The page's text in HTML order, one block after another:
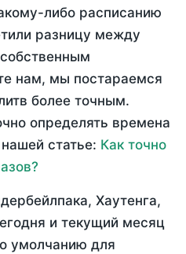
либо расписанию
разницу между
нам, мы постараемся
более точным.
определять времена
статье: Как точно
Хаутенга,
и текущий месяц
умолчанию для